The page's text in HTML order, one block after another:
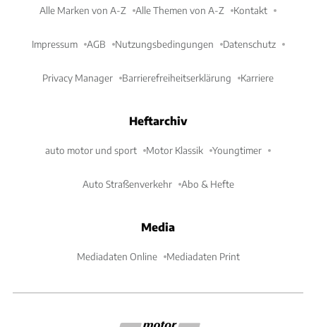
Alle Marken von A-Z Alle Themen von A-Z Kontakt
Impressum AGB Nutzungsbedingungen Datenschutz
Privacy Manager Barrierefreiheitserklärung Karriere
Heftarchiv
auto motor und sport Motor Klassik Youngtimer
Auto Straßenverkehr Abo & Hefte
Media
Mediadaten Online Mediadaten Print